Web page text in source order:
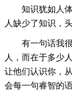
知识犹如人
人缺少了知识，
有一句话我
人，而在于多少
让他们认识你，
会每一句睿智的语